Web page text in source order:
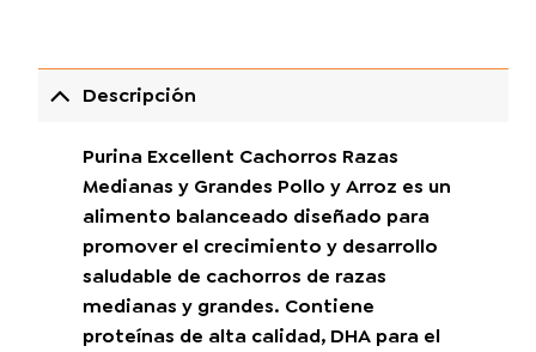
Descripción
Purina Excellent Cachorros Razas
Medianas y Grandes Pollo y Arroz es un
alimento balanceado diseñado para
promover el crecimiento y desarrollo
saludable de cachorros de razas
medianas y grandes. Contiene
proteínas de alta calidad, DHA para el